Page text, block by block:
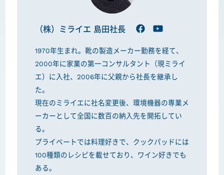
（株）ミライエ 島田社長
1970年生まれ。靴の製造メーカー勤務を経て、
2000年に家業の第一コンサルタント（現ミライ
エ）に入社、2006年に父親から社長を継承し
た。
現在のミライエに社名変更後、環境機器の専業メ
ーカーとして全国に数百の納入先を開拓してい
る。
プライベートでは料理好きで、クックパッドには
100種類のレシピを載せており、ワイン好きでも
ある。